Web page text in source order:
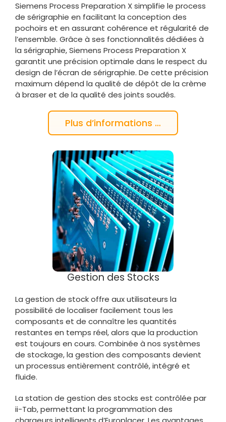
Siemens Process Preparation X simplifie le process
de sérigraphie en facilitant la conception des
pochoirs et en assurant cohérence et régularité de
l’ensemble. Grâce à ses fonctionnalités dédiées à
la sérigraphie, Siemens Process Preparation X
garantit une précision optimale dans le respect du
design de l’écran de sérigraphie. De cette précision
maximum dépend la qualité de dépôt de la crème
à braser et de la qualité des joints soudés.
Plus d’informations …
Gestion des Stocks
La gestion de stock offre aux utilisateurs la
possibilité de localiser facilement tous les
composants et de connaître les quantités
restantes en temps réel, alors que la production
est toujours en cours. Combinée à nos systèmes
de stockage, la gestion des composants devient
un processus entièrement contrôlé, intégré et
fluide.
La station de gestion des stocks est contrôlée par
ii-Tab, permettant la programmation des